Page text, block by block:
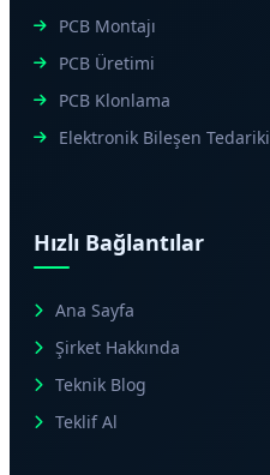
PCB Montajı
PCB Üretimi
PCB Klonlama
Elektronik Bileşen Tedariki
Hızlı Bağlantılar
Ana Sayfa
Şirket Hakkında
Teknik Blog
Teklif Al